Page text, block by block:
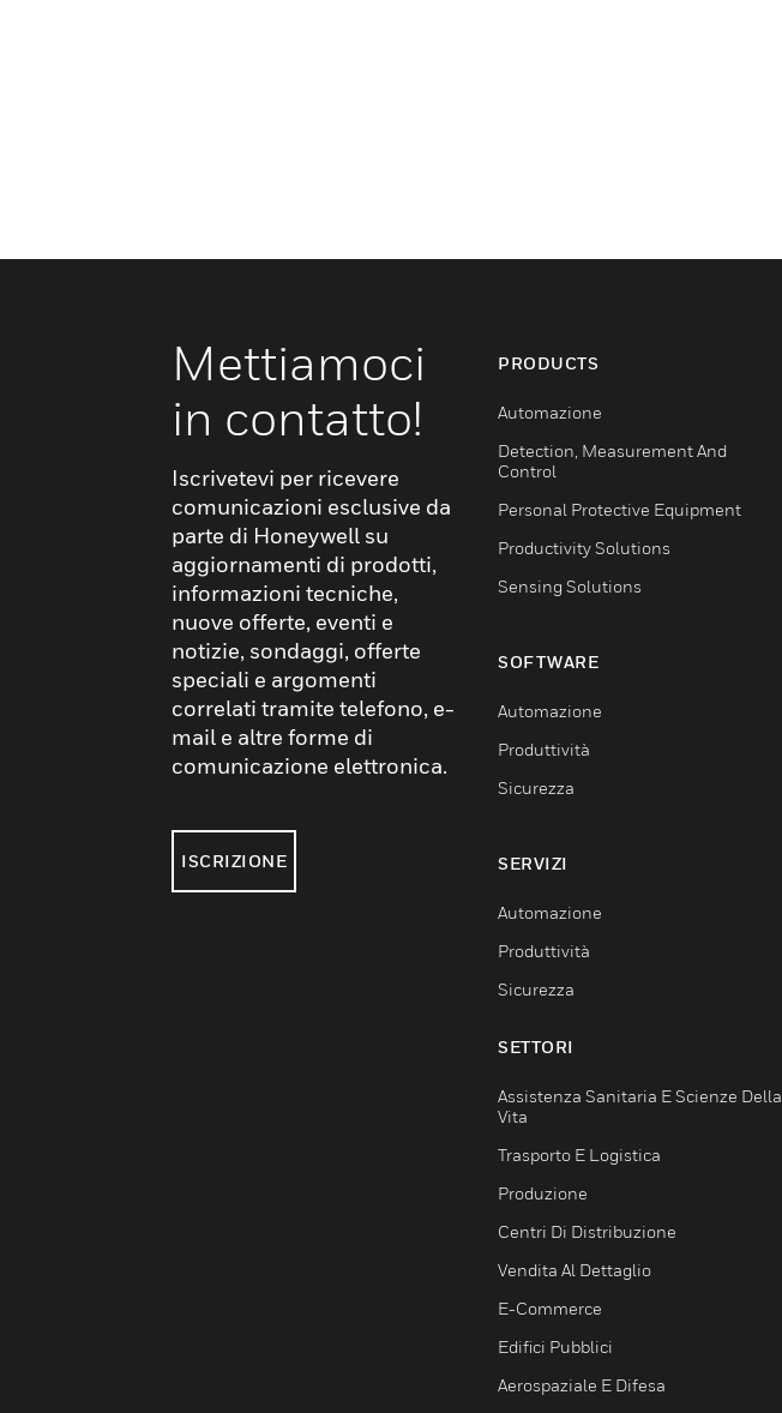
Mettiamoci
in contatto!
Iscrivetevi per ricevere
comunicazioni esclusive da
parte di Honeywell su
aggiornamenti di prodotti,
informazioni tecniche,
nuove offerte, eventi e
notizie, sondaggi, offerte
speciali e argomenti
correlati tramite telefono, e-
mail e altre forme di
comunicazione elettronica.
ISCRIZIONE
PRODUCTS
Automazione
Detection, Measurement And
Control
Personal Protective Equipment
Productivity Solutions
Sensing Solutions
SOFTWARE
Automazione
Produttività
Sicurezza
SERVIZI
Automazione
Produttività
Sicurezza
SETTORI
Assistenza Sanitaria E Scienze Della
Vita
Trasporto E Logistica
Produzione
Centri Di Distribuzione
Vendita Al Dettaglio
E-Commerce
Edifici Pubblici
Aerospaziale E Difesa